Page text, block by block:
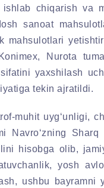
ishlab chiqarish va
sanoat
mahsulotlari
Nurota
yaxshilash
tekin ajratildi.
muhit uyg‘unligi,
Navro‘zning
hisobga olib,
yosh
ushbu bayramni